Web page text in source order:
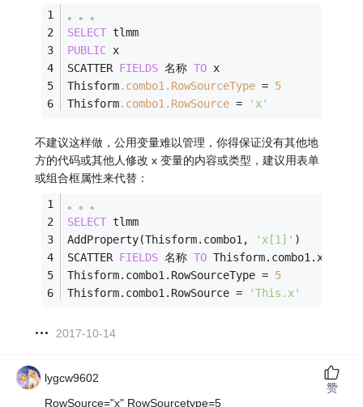
。。。
SELECT tlmm
PUBLIC x
SCATTER FIELDS 名称 TO x
Thisform.combo1.RowSourceType = 5
Thisform.combo1.RowSource = 'x'
不建议这样做，公用变量难以管理，你得保证没有其他地
方的代码或其他人修改 x 变量的内容或类型，建议用表单
或组合框属性来代替：
。。。
SELECT tlmm
AddProperty(Thisform. combo1 , ' x[1]' )
SCATTER FIELDS 名称 TO Thisform. combo1.x
Thisform. combo1.RowSourceType = 5
Thisform. combo1.RowSource = 'This . x'
2017-10-14
lygcw9602
RowSource="x" RowSourcetype=5
赞